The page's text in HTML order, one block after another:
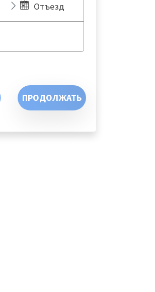
Отъезд
ПРОДОЛЖАТЬ